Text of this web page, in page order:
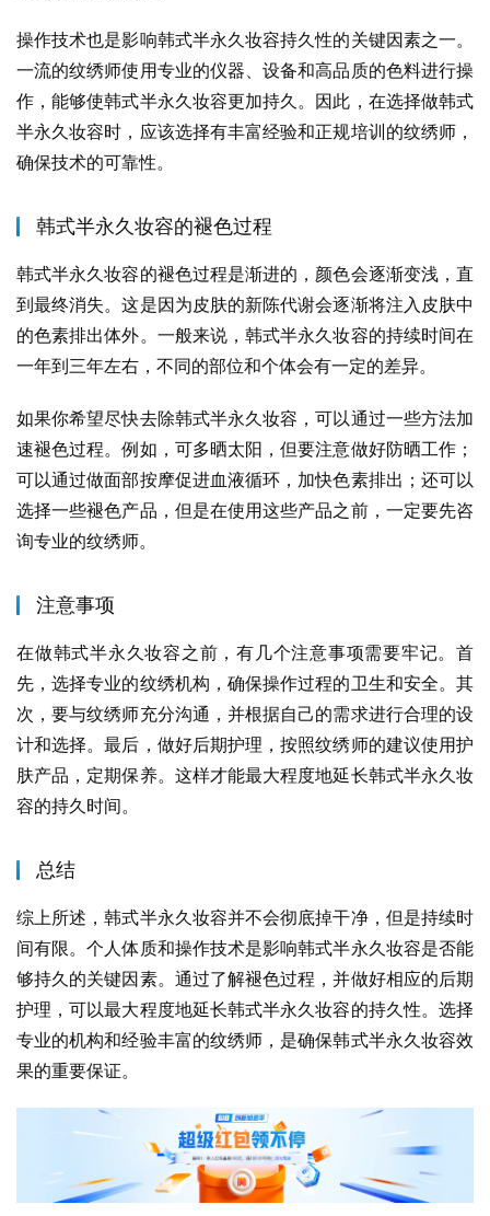
操作技术也是影响韩式半永久妆容持久性的关键因素之一。
一流的纹绣师使用专业的仪器、设备和高品质的色料进行操
作，能够使韩式半永久妆容更加持久。因此，在选择做韩式
半永久妆容时，应该选择有丰富经验和正规培训的纹绣师，
确保技术的可靠性。
韩式半永久妆容的褪色过程
韩式半永久妆容的褪色过程是渐进的，颜色会逐渐变浅，直
到最终消失。这是因为皮肤的新陈代谢会逐渐将注入皮肤中
的色素排出体外。一般来说，韩式半永久妆容的持续时间在
一年到三年左右，不同的部位和个体会有一定的差异。
如果你希望尽快去除韩式半永久妆容，可以通过一些方法加
速褪色过程。例如，可多晒太阳，但要注意做好防晒工作；
可以通过做面部按摩促进血液循环，加快色素排出；还可以
选择一些褪色产品，但是在使用这些产品之前，一定要先咨
询专业的纹绣师。
注意事项
在做韩式半永久妆容之前，有几个注意事项需要牢记。首
先，选择专业的纹绣机构，确保操作过程的卫生和安全。其
次，要与纹绣师充分沟通，并根据自己的需求进行合理的设
计和选择。最后，做好后期护理，按照纹绣师的建议使用护
肤产品，定期保养。这样才能最大程度地延长韩式半永久妆
容的持久时间。
总结
综上所述，韩式半永久妆容并不会彻底掉干净，但是持续时
间有限。个人体质和操作技术是影响韩式半永久妆容是否能
够持久的关键因素。通过了解褪色过程，并做好相应的后期
护理，可以最大程度地延长韩式半永久妆容的持久性。选择
专业的机构和经验丰富的纹绣师，是确保韩式半永久妆容效
果的重要保证。